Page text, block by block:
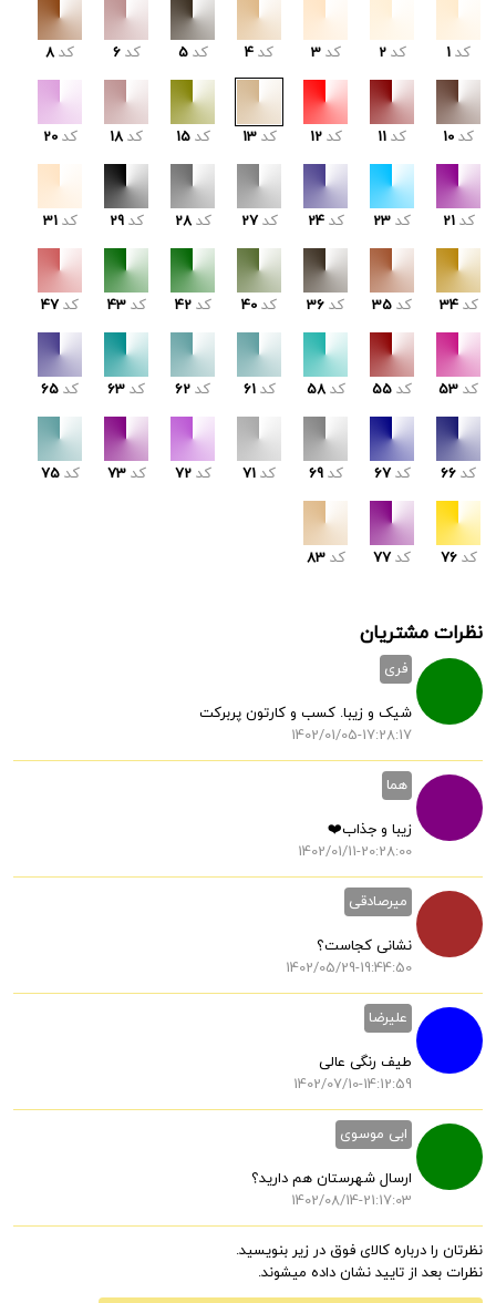
کد 1 کد 2 کد 3 کد 4 کد 5 کد 6 کد 8
کد 10 کد 11 کد 12 کد 13 کد 15 کد 18 کد 20
کد 21 کد 23 کد 24 کد 27 کد 28 کد 29 کد 31
کد 34 کد 35 کد 36 کد 40 کد 42 کد 43 کد 47
کد 53 کد 55 کد 58 کد 61 کد 62 کد 63 کد 65
کد 66 کد 67 کد 69 کد 71 کد 72 کد 73 کد 75
کد 76 کد 77 کد 83
نظرات مشتریان
فری
شیک و زیبا. کسب و کارتون پربرکت
1402/01/05-17:28:17
هما
زیبا و جذاب❤️
1402/01/11-20:28:00
میرصادقی
نشانی کجاست؟
1402/05/29-19:44:50
علیرضا
طیف رنگی عالی
1402/07/10-14:12:59
ابی موسوی
ارسال شهرستان هم دارید؟
1402/08/14-21:17:03
نظرتان را درباره کالای فوق در زیر بنویسید.
نظرات بعد از تایید نشان داده میشوند.